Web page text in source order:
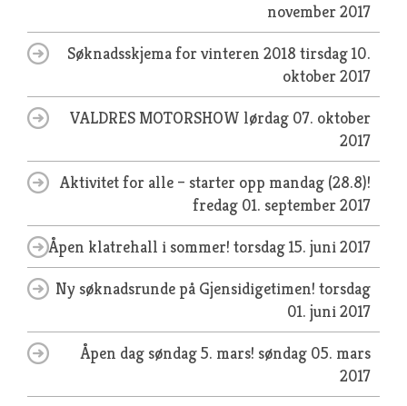
november 2017
Søknadsskjema for vinteren 2018 tirsdag 10.
oktober 2017
VALDRES MOTORSHOW lørdag 07. oktober
2017
Aktivitet for alle – starter opp mandag (28.8)!
fredag 01. september 2017
Åpen klatrehall i sommer! torsdag 15. juni 2017
Ny søknadsrunde på Gjensidigetimen! torsdag
01. juni 2017
Åpen dag søndag 5. mars! søndag 05. mars
2017